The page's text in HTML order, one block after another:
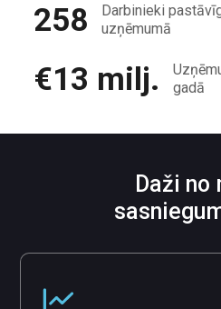
258
Darbinieki
uzņēmumā
€13 milj.
gadā
Daži no